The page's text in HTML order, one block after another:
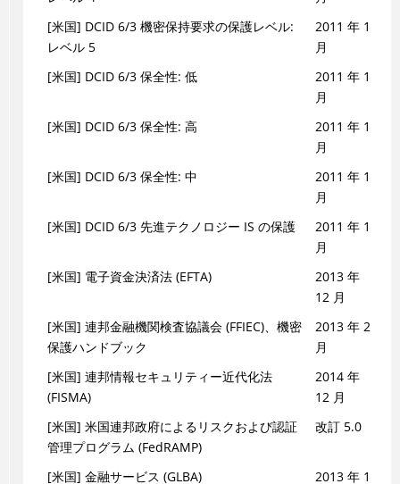
[米国] DCID 6/3 機密保持要求の保護レベル:
レベル 5
2011 年 1
月
[米国] DCID 6/3 保全性: 低
2011 年 1
月
[米国] DCID 6/3 保全性: 高
2011 年 1
月
[米国] DCID 6/3 保全性: 中
2011 年 1
月
[米国] DCID 6/3 先進テクノロジー IS の保護
2011 年 1
月
[米国] 電子資金決済法 (EFTA)
2013 年
12 月
[米国] 連邦金融機関検査協議会 (FFIEC)、機密
保護ハンドブック
2013 年 2
月
[米国] 連邦情報セキュリティー近代化法
(FISMA)
2014 年
12 月
[米国] 米国連邦政府によるリスクおよび認証
管理プログラム (FedRAMP)
改訂 5.0
[米国] 金融サービス (GLBA)
2013 年 1